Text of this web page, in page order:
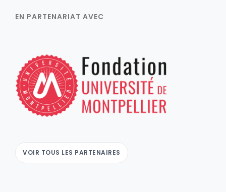
EN PARTENARIAT AVEC
VOIR TOUS LES PARTENAIRES